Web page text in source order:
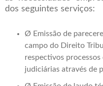
dos seguintes serviços:
Ø Emissão de
campo do Direito
respectivos
judiciárias através de